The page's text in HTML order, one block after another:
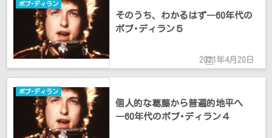
2021年4月20日
ボブ･ディラン
そのうち、わかるはず―60年代の
ボブ･ディラン５
ボブ･ディラン
個人的な葛藤から普遍的地平へ
―60年代のボブ･ディラン４